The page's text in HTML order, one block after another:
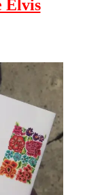
Elvis